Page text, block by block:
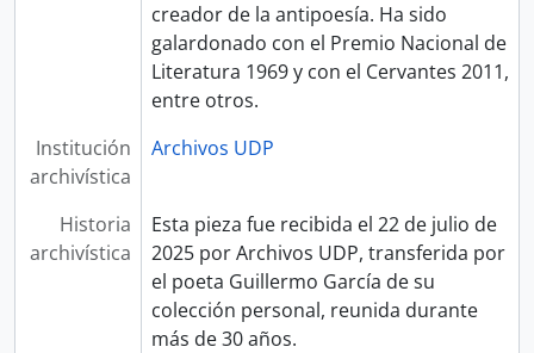
creador de la antipoesía. Ha sido
galardonado con el Premio Nacional de
Literatura 1969 y con el Cervantes 2011,
entre otros.
Institución
archivística
Archivos UDP
Historia
archivística
Esta pieza fue recibida el 22 de julio de
2025 por Archivos UDP, transferida por
el poeta Guillermo García de su
colección personal, reunida durante
más de 30 años.